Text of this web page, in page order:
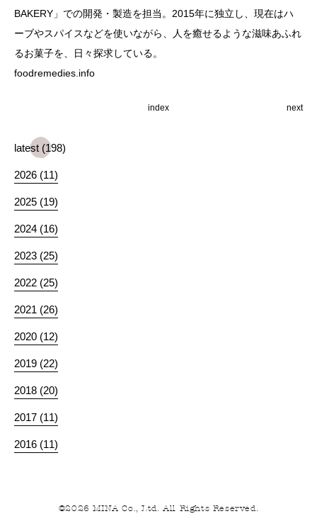
BAKERY」での開発・製造を担当。2015年に独立し、現在はハ
ーブやスパイスなどを使いながら、人を癒せるような滋味あふれ
るお菓子を、日々探求している。
foodremedies.info
next
index
latest (198)
2026 (11)
2025 (19)
2024 (16)
2023 (25)
2022 (25)
2021 (26)
2020 (12)
2019 (22)
2018 (20)
2017 (11)
2016 (11)
©2026 MINA Co., Ltd. All Rights Reserved.